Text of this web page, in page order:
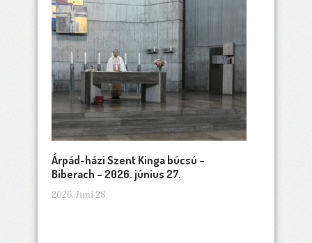
Árpád-házi Szent Kinga búcsú –
Biberach – 2026. június 27.
2026. Juni 28